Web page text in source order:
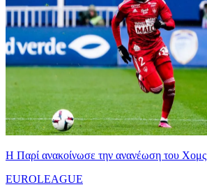
Η Παρί ανακοίνωσε την ανανέωση του Χομς
EUROLEAGUE